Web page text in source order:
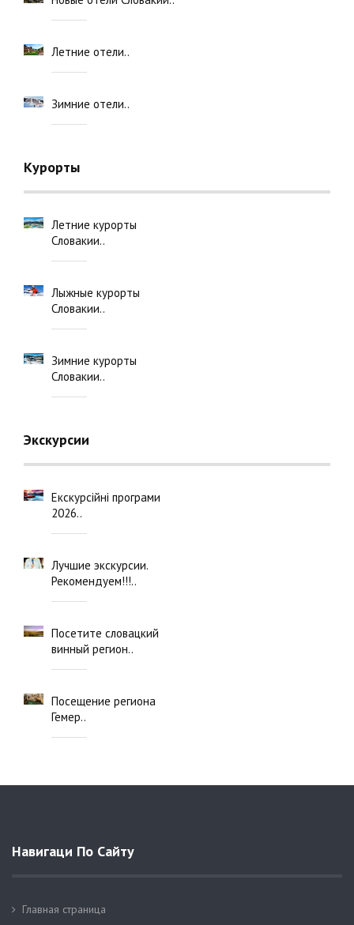
Летние отели..
Зимние отели..
Курорты
Летние курорты
Словакии..
Лыжные курорты
Словакии..
Зимние курорты
Словакии..
Экскурсии
Екскурсійні програми
2026..
Лучшие экскурсии.
Рекомендуем!!!..
Посетите словацкий
винный регион..
Посещение региона
Гемер..
Навигаци По Сайту
Главная страница